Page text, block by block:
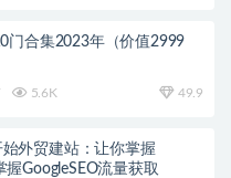
门合集2023年（价值2999
5.6K 49.9
外贸建站：让你掌握
握GoogleSEO流量获取